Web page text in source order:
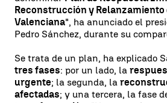
Reconstrucción y Relanzamiento
Valenciana", ha anunciado el
Pedro Sánchez, durante su
Se trata de un plan, ha explicado
tres fases: por un lado, la
urgente; la segunda, la
afectadas; y una tercera, la fase